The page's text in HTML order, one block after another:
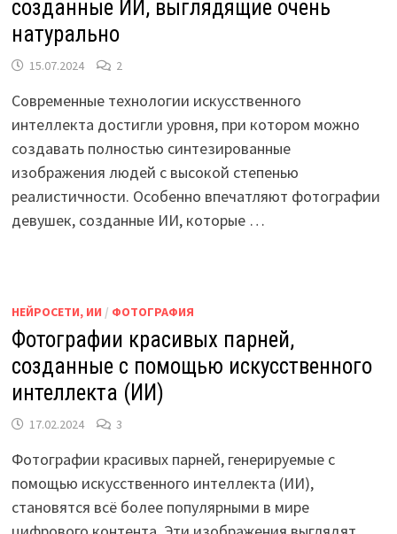
созданные ИИ, выглядящие очень
натурально
15.07.2024 2
Современные технологии искусственного
интеллекта достигли уровня, при котором можно
создавать полностью синтезированные
изображения людей с высокой степенью
реалистичности. Особенно впечатляют фотографии
девушек, созданные ИИ, которые …
НЕЙРОСЕТИ, ИИ / ФОТОГРАФИЯ
Фотографии красивых парней,
созданные с помощью искусственного
интеллекта (ИИ)
17.02.2024 3
Фотографии красивых парней, генерируемые с
помощью искусственного интеллекта (ИИ),
становятся всё более популярными в мире